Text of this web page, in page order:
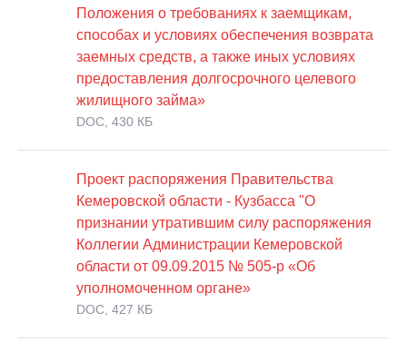
Положения о требованиях к заемщикам,
способах и условиях обеспечения возврата
заемных средств, а также иных условиях
предоставления долгосрочного целевого
жилищного займа»
DOC, 430 КБ
Проект распоряжения Правительства
Кемеровской области - Кузбасса "О
признании утратившим силу распоряжения
Коллегии Администрации Кемеровской
области от 09.09.2015 № 505-р «Об
уполномоченном органе»
DOC, 427 КБ